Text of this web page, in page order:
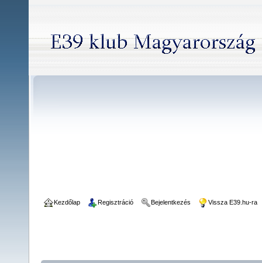
Kezdőlap Regisztráció Bejelentkezés Vissza E39.hu-ra